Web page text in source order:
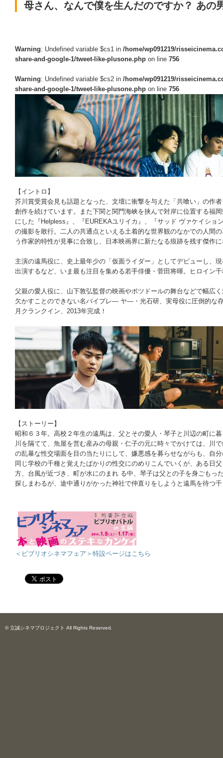
母さん、なんで僕を生んだのですか？ あの
Warning: Undefined variable $cs1 in /home/wp091219/
share-and-google-1/tweet-like-plusone.php on line 756
Warning: Undefined variable $cs2 in /home/wp091219/
share-and-google-1/tweet-like-plusone.php on line 756
【イントロ】
芥川賞受賞会見も話題となった、文壇に衝撃を与えた「共喰い」の作
創作を続けています。また下関と関門海峡を挟んで対岸に位置する福
にした『Helpless』、『EUREKAユリイカ』、『サッド ヴァケイショ
の撮影を敢行。二人の共通点といえる土着的な世界観のなかでの人間
う作家的特性が見事に合致し、日本映画界に新たなる痕跡を残す傑作
主演の遠馬役に、史上最年少の「仮面ライダー」としてデビューし、
出演するなど、いま最も注目を集める若手俳優・菅田将暉。ヒロイン
父親の愛人役に、山下敦弘監督の映画やポツドールの舞台などで幅広
欠かすことのできない名バイプレ― ヤ―・光石研、実母役に圧倒的な
月クランクイン、2013年完成！
【ストーリー】
昭和６３年。高校２年生の遠馬は、父とその愛人・琴子と川辺の町に
川を隔てて、魚屋を営む産みの母親・仁子の元に時々でかけては、川
の乱暴な性交場面を目の当たりにして、嫌悪感を募らせながらも、自
同じ学校の千種と覚えたばかりの性交にのめりこんでいくが、ある日
方、台風が近づき、町が水にのまれ る中、琴子は父との子を身ごもっ
探しまわるが、途中通りがかった神社で仲直りをしようと遠馬を待つ
＜ビブリオシネマフェア＞特設ページはこちら
© 立誠シネマプロジェクト All Rights Reserved.